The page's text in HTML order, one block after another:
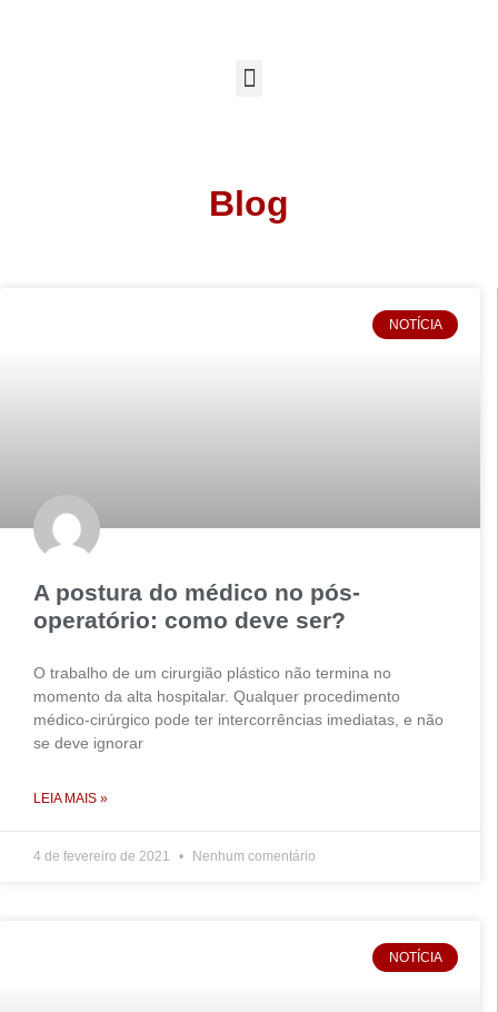
Blog
NOTÍCIA
A postura do médico no pós-
operatório: como deve ser?
O trabalho de um cirurgião plástico não termina no
momento da alta hospitalar. Qualquer procedimento
médico-cirúrgico pode ter intercorrências imediatas, e não
se deve ignorar
LEIA MAIS »
4 de fevereiro de 2021 Nenhum comentário
NOTÍCIA